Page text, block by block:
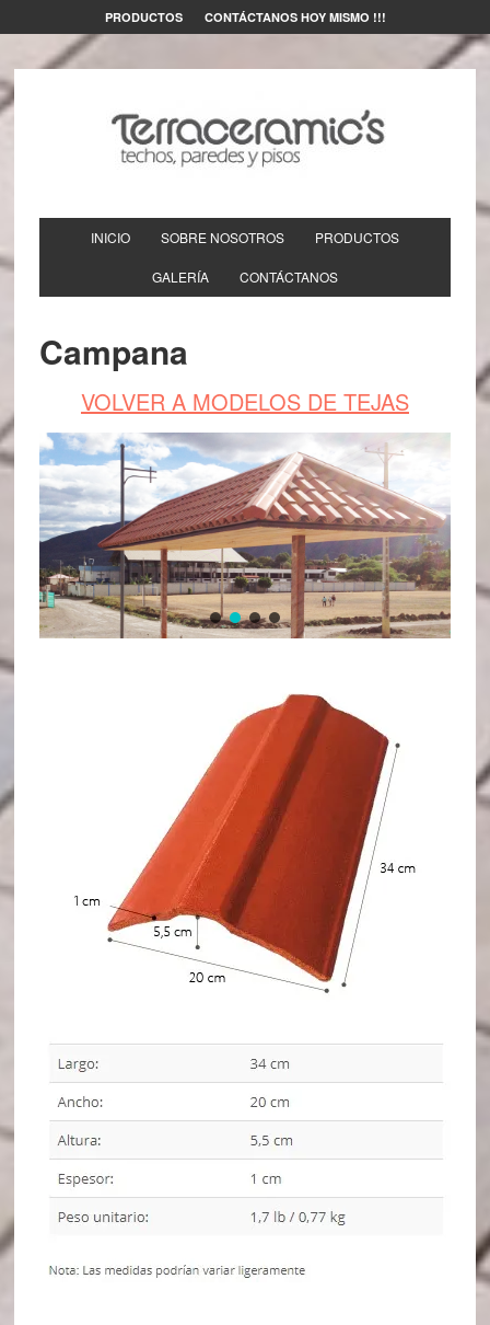
PRODUCTOS CONTÁCTANOS HOY MISMO !!!
INICIO SOBRE NOSOTROS PRODUCTOS
GALERÍA CONTÁCTANOS
Campana
VOLVER A MODELOS DE TEJAS